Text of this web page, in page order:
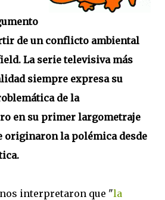
de un conflicto ambiental
La serie televisiva más
siempre expresa su
de la
en su primer largometraje
originaron la polémica desde
interpretaron que "la